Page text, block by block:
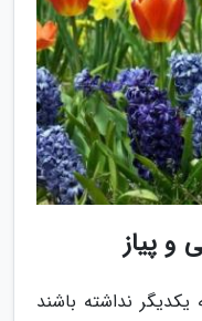
و پیاز
نداشته باشند